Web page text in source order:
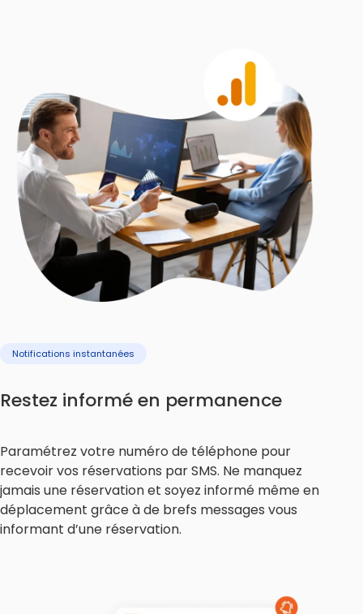
Notifications instantanées
Restez informé en permanence
Paramétrez votre numéro de téléphone pour
recevoir vos réservations par SMS. Ne manquez
jamais une réservation et soyez informé même en
déplacement grâce à de brefs messages vous
informant d’une réservation.